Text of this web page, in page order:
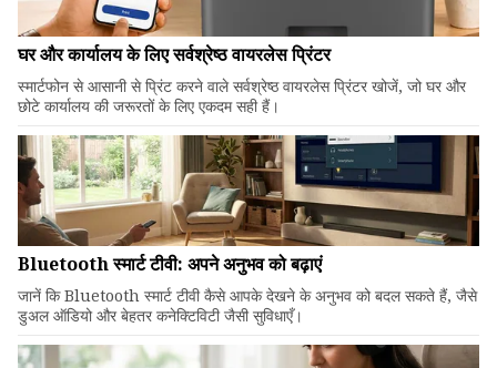
घर और कार्यालय के लिए सर्वश्रेष्ठ वायरलेस प्रिंटर
स्मार्टफोन से आसानी से प्रिंट करने वाले सर्वश्रेष्ठ वायरलेस प्रिंटर खोजें, जो घर और
छोटे कार्यालय की जरूरतों के लिए एकदम सही हैं।
Bluetooth स्मार्ट टीवी: अपने अनुभव को बढ़ाएं
जानें कि Bluetooth स्मार्ट टीवी कैसे आपके देखने के अनुभव को बदल सकते हैं, जैसे
डुअल ऑडियो और बेहतर कनेक्टिविटी जैसी सुविधाएँ।